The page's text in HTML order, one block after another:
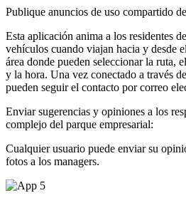
Publique anuncios de uso compartido
Esta aplicación anima a los residentes
vehículos cuando viajan hacia y desde
área donde pueden seleccionar la ruta,
y la hora. Una vez conectado a través
pueden seguir el contacto por correo
Enviar sugerencias y opiniones a los
complejo del parque empresarial:
Cualquier usuario puede enviar su
fotos a los managers.